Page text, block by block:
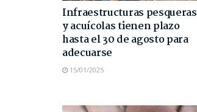
Infraestructuras pesqueras
y acuícolas tienen plazo
hasta el 30 de agosto para
adecuarse
15/01/2025